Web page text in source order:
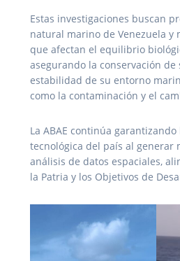
Estas investigaciones buscan
natural marino de Venezuela y
que afectan el equilibrio
asegurando la conservación
estabilidad de su entorno
como la contaminación y el
La ABAE continúa
tecnológica del país al generar
análisis de datos espaciales,
la Patria y los Objetivos de